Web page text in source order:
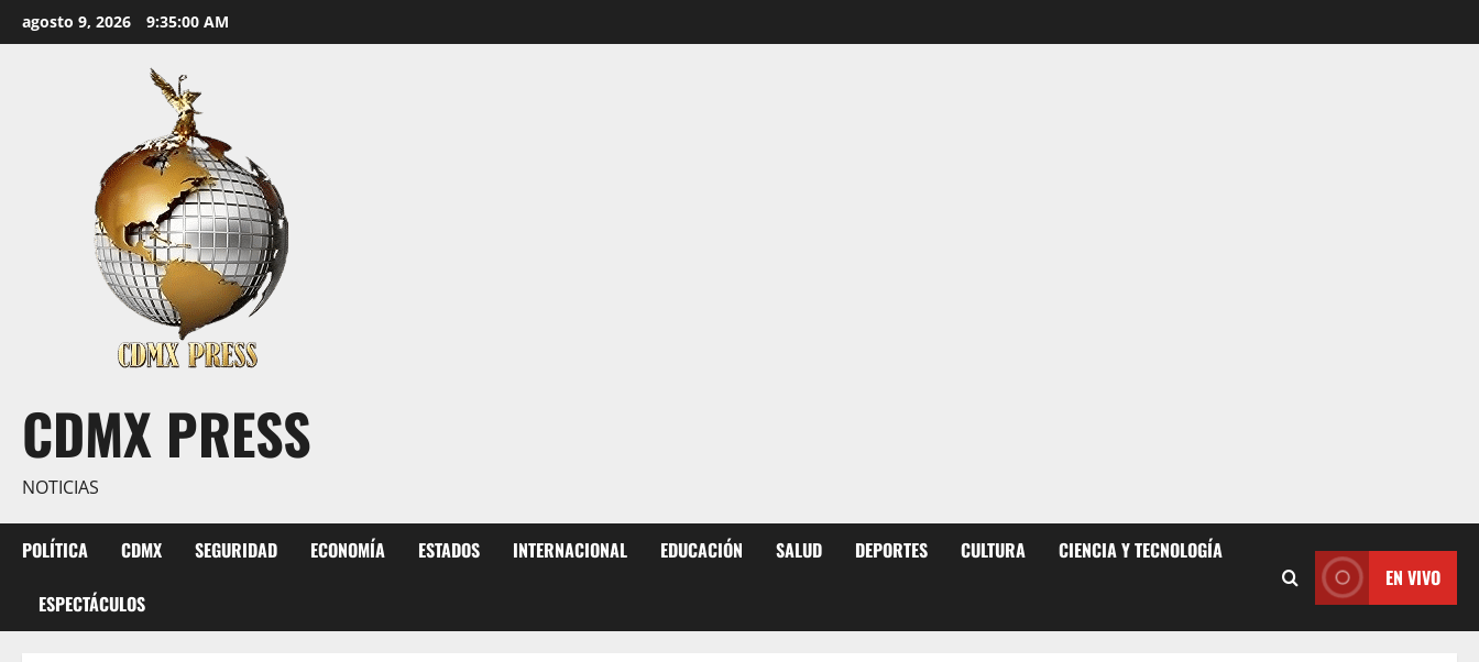
al
agosto 9, 2026 9:35:00 AM
CDMX PRESS
NOTICIAS
POLÍTICA CDMX SEGURIDAD ECONOMÍA ESTADOS INTERNACIONAL EDUCACIÓN SALUD DEPORTES CULTURA CIENCIA Y TECNOLOGÍA
ESPECTÁCULOS
EN VIVO